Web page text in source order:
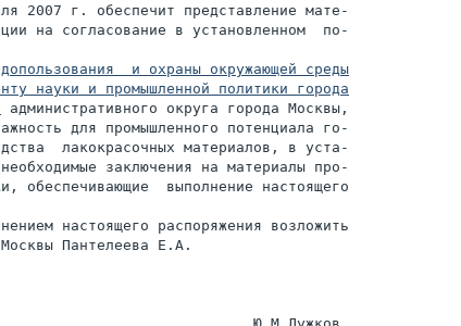
2007 г. обеспечит представление мате-
на согласование в установленном  по-
и охраны окружающей среды
науки и промышленной политики города
административного округа города Москвы,
для промышленного потенциала го-
лакокрасочных материалов, в уста-
заключения на материалы про-
обеспечивающие  выполнение настоящего
настоящего распоряжения возложить
Пантелеева Е.А.